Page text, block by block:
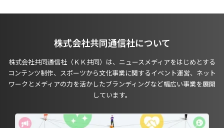
株式会社共同通信社について
株式会社共同通信社（ＫＫ共同）は、ニュースメディアをはじめとする
コンテンツ制作、スポーツから文化事業に関するイベント運営、ネット
ワークとメディアの力を活かしたブランディングなど幅広い事業を展開
しています。